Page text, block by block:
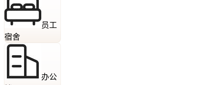
员工
宿舍
办公